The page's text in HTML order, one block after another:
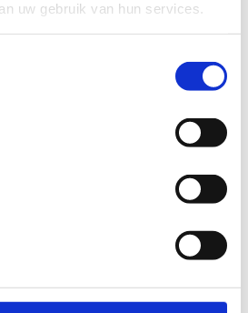
uw gebruik van hun services.